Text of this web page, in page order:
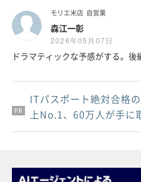
モリエ米店 自営業
森江一彰
2026年05月07日
ドラマティックな予感がする。後
PR
PR
PR
ITパスポート絶対合格
上No.1、60万人が手に